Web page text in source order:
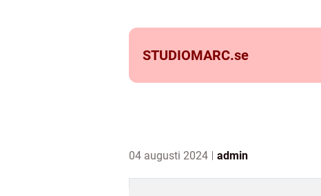
STUDIOMARC.se
04 augusti 2024 admin